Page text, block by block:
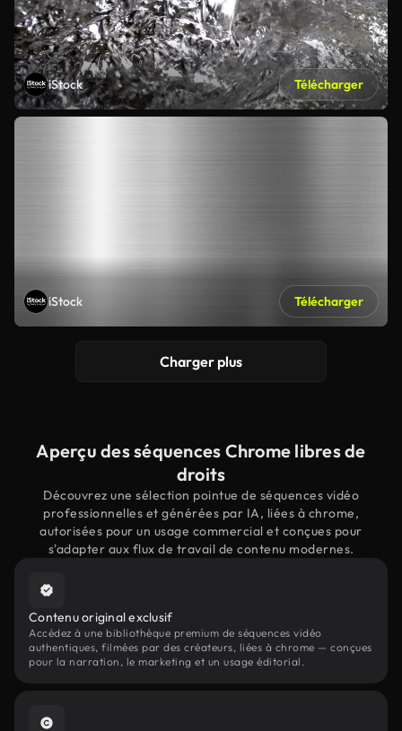
iStock Télécharger
iStock Télécharger
Charger plus
Aperçu des séquences Chrome libres de
droits
Découvrez une sélection pointue de séquences vidéo
professionnelles et générées par IA, liées à chrome,
autorisées pour un usage commercial et conçues pour
s'adapter aux flux de travail de contenu modernes.
Contenu original exclusif
Accédez à une bibliothèque premium de séquences vidéo
authentiques, filmées par des créateurs, liées à chrome — conçues
pour la narration, le marketing et un usage éditorial.